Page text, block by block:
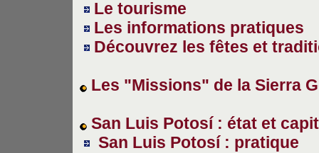
Le tourisme
Les informations pratiques
Découvrez les fêtes et
Les "Missions" de la Sierra
San Luis Potosí : état et
San Luis Potosí : pratique